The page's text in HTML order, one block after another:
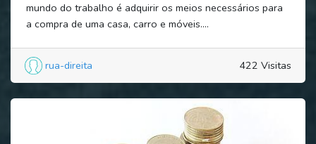
mundo do trabalho é adquirir os meios necessários para
a compra de uma casa, carro e móveis....
rua-direita 422 Visitas